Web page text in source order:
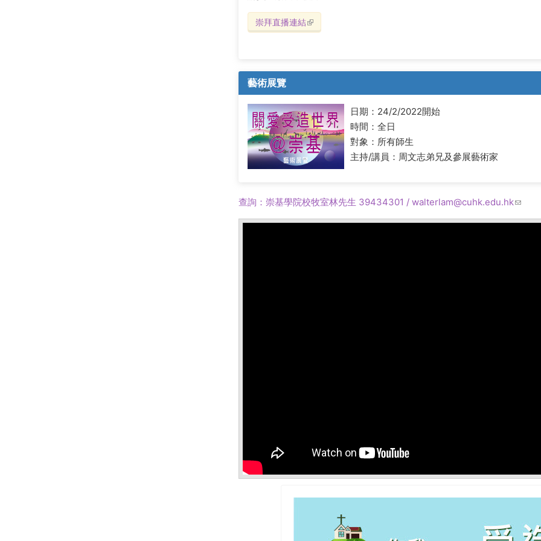
崇拜直播連結(link is external)
藝術展覽
日期：24/2/2022開始
時間：全日
對象：所有師生
主持/講員：周文志弟兄及參展藝術家
查詢：崇基學院校牧室林先生 39434301 / walterlam@cuhk.edu.hk(link